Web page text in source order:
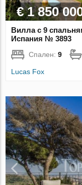
€ 1 850
Вилла с 9
Испания № 3893
Спален:9
Lucas Fox